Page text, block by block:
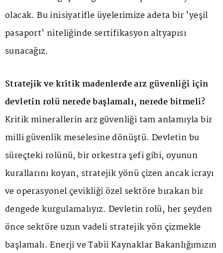
olacak. Bu inisiyatifle üyelerimize adeta bir 'yeşil
pasaport' niteliğinde sertifikasyon altyapısı
sunacağız.
Stratejik ve kritik madenlerde arz güvenliği için
devletin rolü nerede başlamalı, nerede bitmeli?
Kritik minerallerin arz güvenliği tam anlamıyla bir
milli güvenlik meselesine dönüştü. Devletin bu
süreçteki rolünü, bir orkestra şefi gibi, oyunun
kurallarını koyan, stratejik yönü çizen ancak icrayı
ve operasyonel çevikliği özel sektöre bırakan bir
dengede kurgulamalıyız. Devletin rolü, her şeyden
önce sektöre uzun vadeli stratejik yön çizmekle
başlamalı. Enerji ve Tabii Kaynaklar Bakanlığımızın